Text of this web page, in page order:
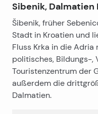
Sibenik, Dalmatien
Šibenik, früher
Stadt in Kroatien und
Fluss Krka in die
politisches, Bildungs-,
Touristenzentrum der
außerdem die
Dalmatien.